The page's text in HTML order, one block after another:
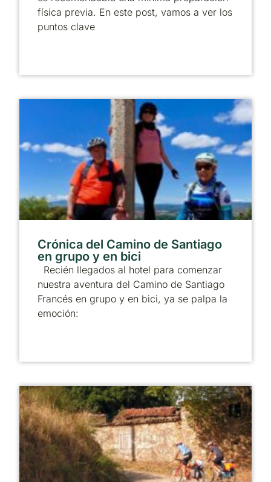
física previa. En este post, vamos a ver los
puntos clave
Crónica del Camino de Santiago
en grupo y en bici
Recién llegados al hotel para comenzar
nuestra aventura del Camino de Santiago
Francés en grupo y en bici, ya se palpa la
emoción: